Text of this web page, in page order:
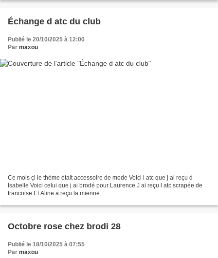
Échange d atc du club
Publié le 20/10/2025 à 12:00
Par maxou
Ce mois çi le thème était accessoire de mode Voici l atc que j ai reçu d
Isabelle Voici celui que j ai brodé pour Laurence J ai reçu l atc scrapée de
francoise Et Aline a reçu la mienne
Octobre rose chez brodi 28
Publié le 18/10/2025 à 07:55
Par maxou